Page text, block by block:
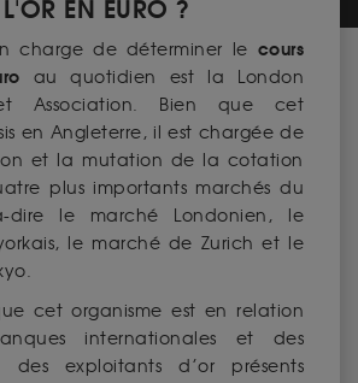
EN EURO ?
charge de déterminer le cours
au quotidien est la London
Association. Bien que cet
en Angleterre, il est chargée de
et la mutation de la cotation
plus importants marchés du
dire le marché Londonien, le
le marché de Zurich et le
cet organisme est en relation
internationales et des
des exploitants d’or présents